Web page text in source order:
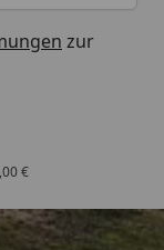
zur
€